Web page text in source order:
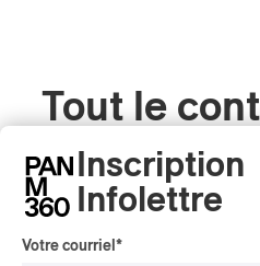
Tout le
Inscription
Infolettre
Votre courriel *